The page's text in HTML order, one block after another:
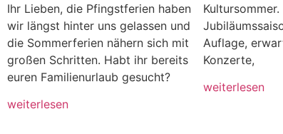
Ihr Lieben, die Pfingstferien haben
wir längst hinter uns gelassen und
die Sommerferien nähern sich mit
großen Schritten. Habt ihr bereits
euren Familienurlaub gesucht?
weiterlesen
Auflage,
Konzerte,
weiterlesen